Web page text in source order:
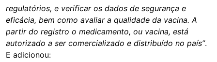
regulatórios, e verificar os dados de segurança e
eficácia, bem como avaliar a qualidade da vacina. A
partir do registro o medicamento, ou vacina, está
autorizado a ser comercializado e distribuído no país”.
E adicionou: